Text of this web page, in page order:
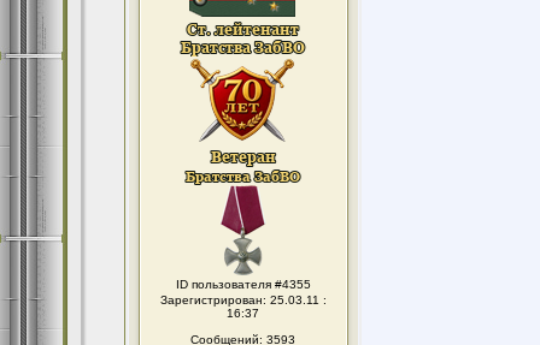
ID пользователя #4355
Зарегистрирован: 25.03.11 :
16:37
Сообщений: 3593